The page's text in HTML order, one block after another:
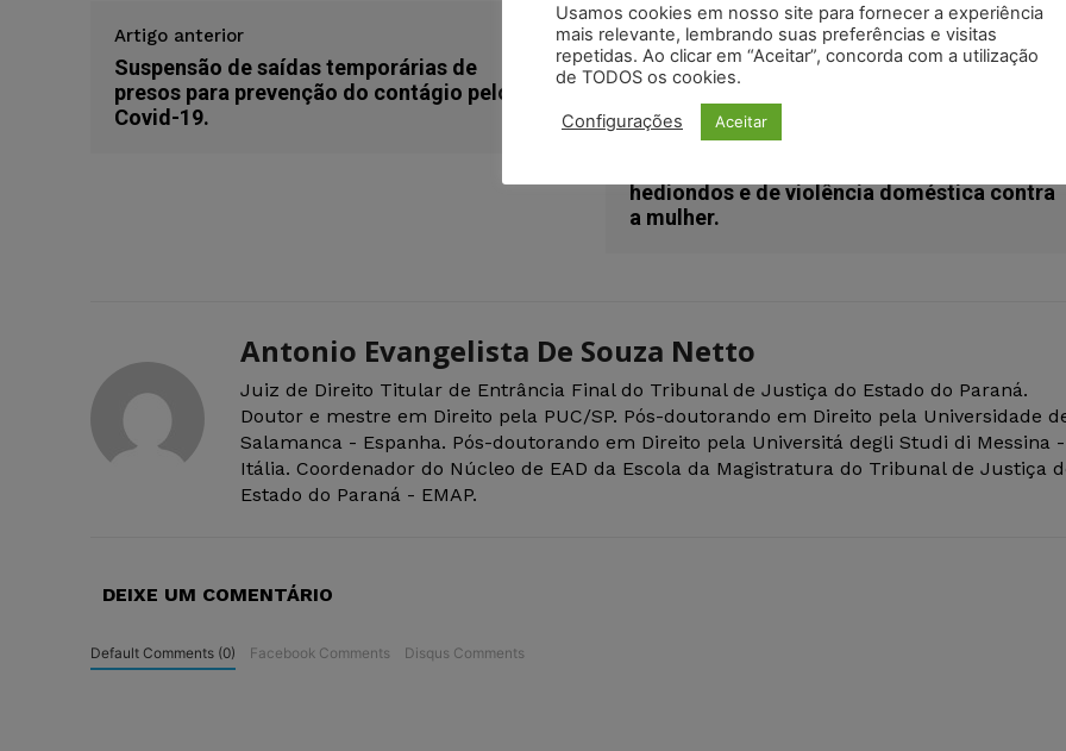
Artigo anterior
Suspensão de saídas temporárias de
presos para prevenção do contágio pelo
Covid-19.
Próximo artigo
Inaplicabilidade das medidas previstas nos
artigos 4º e 5º da Recomendação nº
62/2020 do Conselho Nacional de Justiça a
condenados por crimes de lavagem de
hediondos e de violência doméstica contra
a mulher.
Antonio Evangelista De Souza Netto
Juiz de Direito Titular de Entrância Final do Tribunal de Justiça do Estado do Paraná.
Doutor e mestre em Direito pela PUC/SP. Pós-doutorando em Direito pela Universidade
Salamanca - Espanha. Pós-doutorando em Direito pela Universitá degli Studi di Messina -
Itália. Coordenador do Núcleo de EAD da Escola da Magistratura do Tribunal de Justiça
Estado do Paraná - EMAP.
DEIXE UM COMENTÁRIO
Default Comments (0) Facebook Comments Disqus Comments
Usamos cookies em nosso site para fornecer a experiência
mais relevante, lembrando suas preferências e visitas
repetidas. Ao clicar em “Aceitar”, concorda com a utilização
de TODOS os cookies.
Configurações Aceitar